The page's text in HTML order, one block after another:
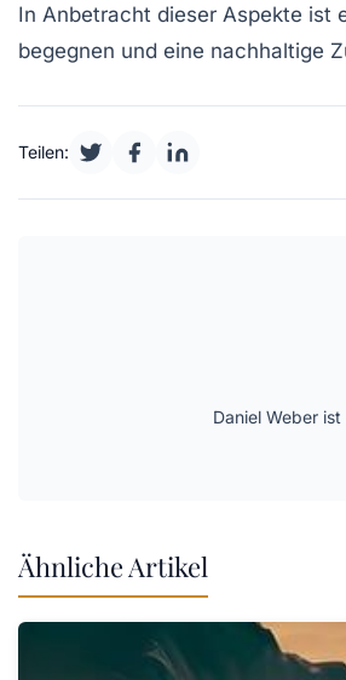
In Anbetracht dieser Aspekte ist
begegnen und eine nachhaltige
Teilen:
Daniel Weber
Ähnliche Artikel